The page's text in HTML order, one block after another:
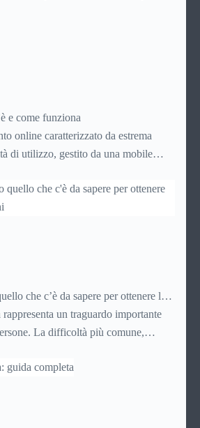
in banca o documenti cartacei?
scoprire Revolut, una delle soluzioni
mondo.
e come funziona
online caratterizzato da estrema
di utilizzo, gestito da una mobile
e, nonostante non abbia sedi
di denaro allo sportello in tutto
che c’è da sapere per ottenere la
rappresenta un traguardo importante
La difficoltà più comune,
100%, che finanziano l’intero
richiedere versamenti iniziali.
le caratteristiche e i vantaggi.